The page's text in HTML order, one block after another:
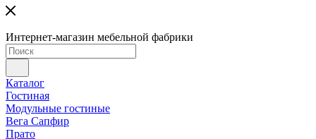
Интернет-магазин мебельной фабрики
Каталог
Гостиная
Модульные гостиные
Вега Сапфир
Прато